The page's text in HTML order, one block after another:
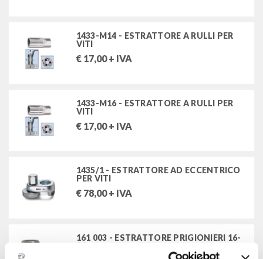
1433-M14 - ESTRATTORE A RULLI PER
VITI
€ 17,00+ IVA
1433-M16 - ESTRATTORE A RULLI PER
VITI
€ 17,00+ IVA
1435/1 - ESTRATTORE AD ECCENTRICO
PER VITI
€ 78,00+ IVA
161 003 - ESTRATTORE PRIGIONIERI 16-
24 mm